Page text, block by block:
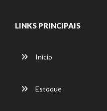
LINKS PRINCIPAIS
Início
Estoque